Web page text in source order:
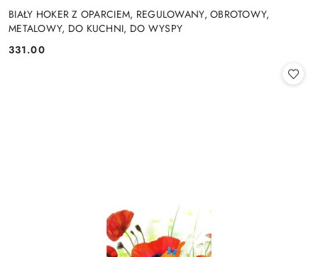
BIAŁY HOKER Z OPARCIEM, REGULOWANY, OBROTOWY,
METALOWY, DO KUCHNI, DO WYSPY
Cena:
331.00